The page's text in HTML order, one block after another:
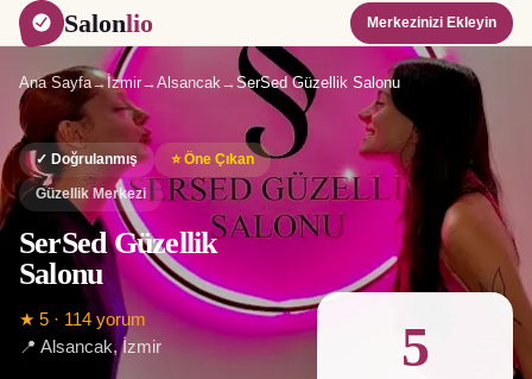
Salonlio Merkezinizi Ekleyin
Ana Sayfa→İzmir→Alsancak→ SerSed Güzellik Salonu
✓ Doğrulanmış ⭐ Öne Çıkan
Güzellik Merkezi
SerSed Güzellik
Salonu
★ 5 · 114 yorum
📍 Alsancak,İzmir 5